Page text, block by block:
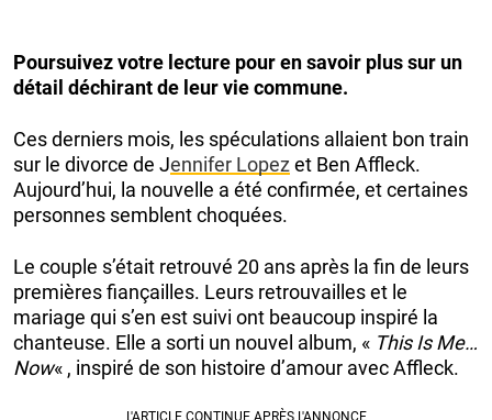
Poursuivez votre lecture pour en savoir plus sur un
détail déchirant de leur vie commune.
Ces derniers mois, les spéculations allaient bon train
sur le divorce de Jennifer Lopezet Ben Affleck.
Aujourd’hui, la nouvelle a été confirmée, et certaines
personnes semblent choquées.
Le couple s’était retrouvé 20 ans après la fin de leurs
premières fiançailles. Leurs retrouvailles et le
mariage qui s’en est suivi ont beaucoup inspiré la
chanteuse. Elle a sorti un nouvel album, « This Is Me…
Now« , inspiré de son histoire d’amour avec Affleck.